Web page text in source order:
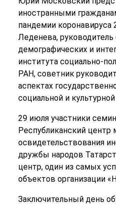
иностранными
пандемии коронавируса
Леденева, руководитель
демографических и
института социально-
РАН, советник
аспектах
социальной и
29 июля участники
Республиканский центр
освидетельствования
дружбы народов
центр, один из самых
объектов организации
Заключительный день